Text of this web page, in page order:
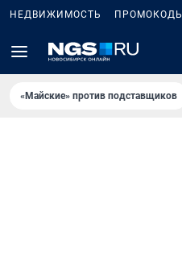
НЕДВИЖИМОСТЬ ПРОМОКОДЫ
«Майские» против подставщиков